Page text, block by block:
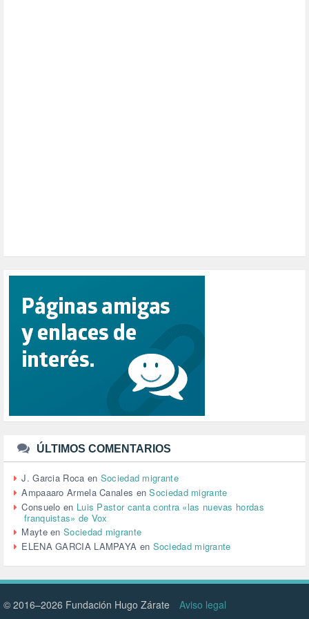
PUERTO DE VALENCIA (1)
RACISMO (1)
RELIGIÓN (114)
REPUBLICA (1)
SALUD (108)
SENSIBILIZACIÓN (576)
SINDICATOS (12)
TTIP (6)
URBANISMO (1)
URBANIZACIÓN (1)
VEJEZ (1)
VENEZUELA (3)
VENEZULA (1)
VIAJES (1)
VIOLENCIA (2)
VIOLENCIA DE GÉNERO (223)
VIVIENDA (9)
VOLODIMIR ZELENSKY (1)
ÚLTIMOS COMENTARIOS
J. Garcia Roca en Sociedad migrante
Ampaaaro Armela Canales enSociedad migrante
Consuelo en Luis Pastor canta contra «las nuevas hordas
franquistas» de Vox
MayteenSociedad migrante
ELENA GARCIA LAMPAYA en Sociedad migrante
© 2016–2026 Fundación Hugo Zárate
Aviso legal